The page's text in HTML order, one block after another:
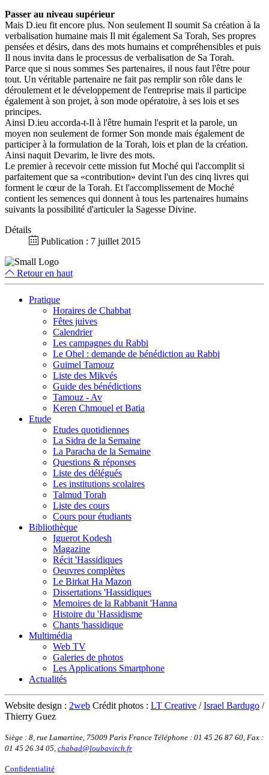
Passer au niveau supérieur
Mais D.ieu fit encore plus. Non seulement Il soumit Sa création à la
verbalisation humaine mais Il mit également Sa Torah, Ses propres
pensées et désirs, dans des mots humains et compréhensibles et puis
Il nous invita dans le processus de verbalisation de Sa Torah.
Parce que si nous sommes Ses partenaires, il nous faut l'être pour
tout. Un véritable partenaire ne fait pas remplir son rôle dans le
déroulement et le développement de l'entreprise mais il participe
également à son projet, à son mode opératoire, à ses lois et ses
principes.
Ainsi D.ieu accorda-t-Il à l'être humain l'esprit et la parole, un
moyen non seulement de former Son monde mais également de
participer à la formulation de la Torah, lois et plan de la création.
Ainsi naquit Devarim, le livre des mots.
Le premier à recevoir cette mission fut Moché qui l'accomplit si
parfaitement que sa «contribution» devint l'un des cinq livres qui
forment le cœur de la Torah. Et l'accomplissement de Moché
contient les semences qui donnent à tous les partenaires humains
suivants la possibilité d'articuler la Sagesse Divine.
Détails
Publication : 7 juillet 2015
Retour en haut
Pratique
Horaires de Chabbat
Fêtes juives
Calendrier
Les campagnes du Rabbi
Le Ohel : demande de bénédiction au Rabbi
Guimel Tamouz
Liste des Mikvés
Guide des bénédictions
Tamouz - Av
Keren Chmouel et Batia
Etude
Etudes quotidiennes
La Sidra de la Semaine
La Paracha de la Semaine
Questions & réponses
Liste des délégués
Les institutions scolaires
Talmud Torah
Liste des cours
Cours pour étudiants
Bibliothèque
Iguerot Kodesh
Magazine
Récit 'Hassidiques
Oeuvres complètes
Le Birkat Ha Mazon
Dissertations 'Hassidiques
Memoires de la Rabbanit 'Hanna
Histoire du 'Hassidisme
Chants 'hassidique
Multimédia
Web TV
Galeries de photos
Les Applications Smartphone
Actualités
Website design : 2web Crédit photos : LT Creative /Israel Bardugo /
Thierry Guez
Siège : 8, rue Lamartine, 75009 Paris France Téléphone : 01 45 26 87 60, Fax :
01 45 26 34 05, chabad@loubavitch.fr
Confidentialité